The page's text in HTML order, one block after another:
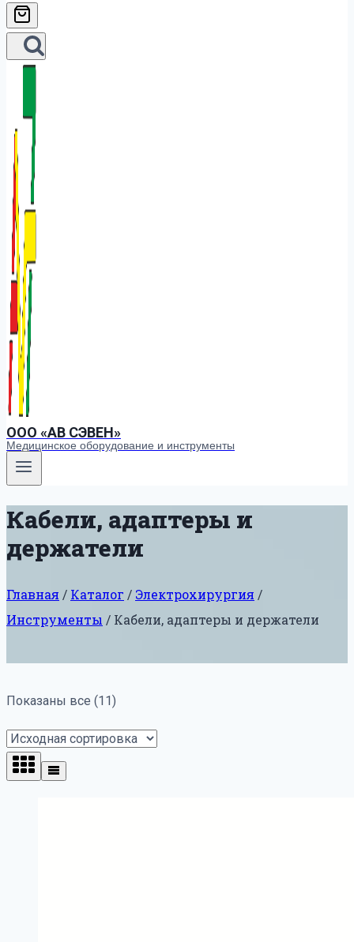
ООО «АВ СЭВЕН»
Медицинское оборудование и инструменты
Кабели, адаптеры и
держатели
Главная / Каталог / Электрохирургия /
Инструменты / Кабели, адаптеры и держатели
Показаны все (11)